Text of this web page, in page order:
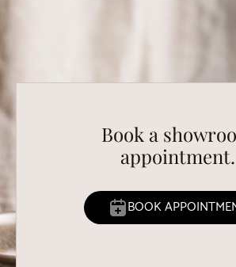
Book a
appointment.
BOOK